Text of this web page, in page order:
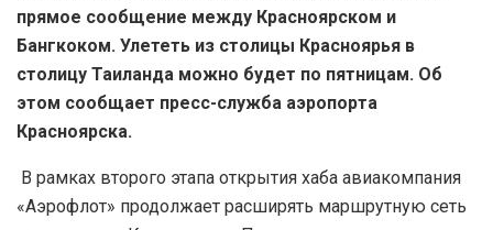
прямое сообщение между Красноярском и
Бангкоком. Улететь из столицы Красноярья в
столицу Таиланда можно будет по пятницам. Об
этом сообщает пресс-служба аэропорта
Красноярска.
В рамках второго этапа открытия хаба авиакомпания
«Аэрофлот» продолжает расширять маршрутную сеть